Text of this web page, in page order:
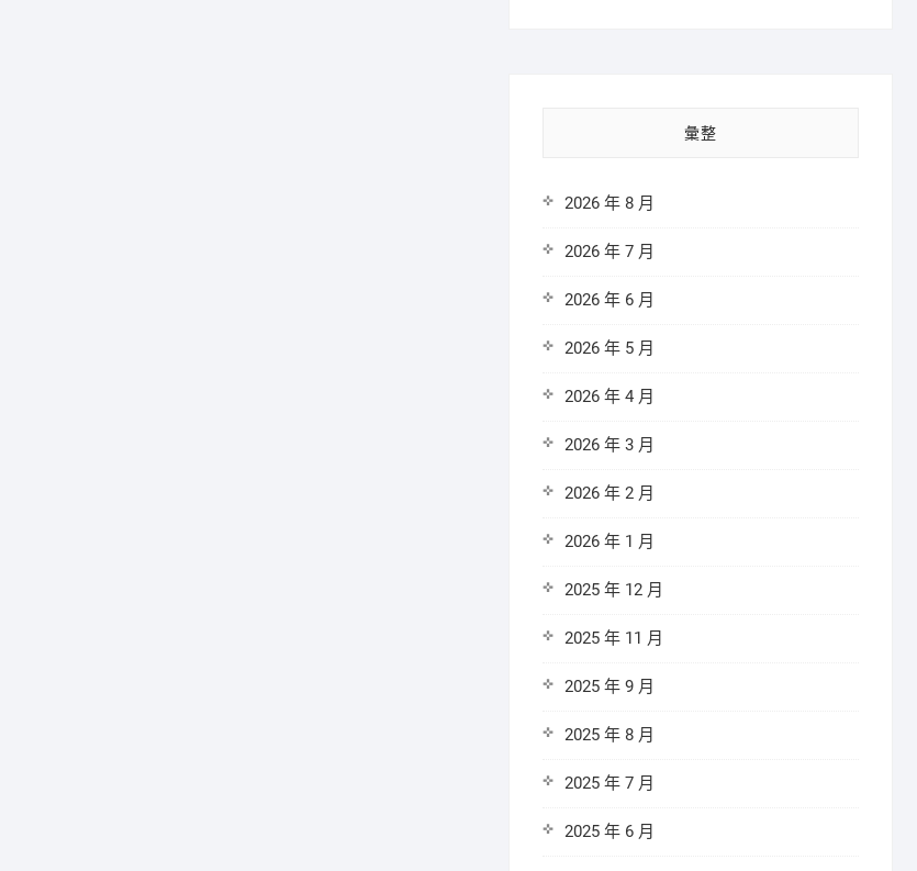
彙整
2026 年 8 月
2026 年 7 月
2026 年 6 月
2026 年 5 月
2026 年 4 月
2026 年 3 月
2026 年 2 月
2026 年 1 月
2025 年 12 月
2025 年 11 月
2025 年 9 月
2025 年 8 月
2025 年 7 月
2025 年 6 月